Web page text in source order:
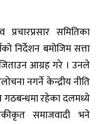
समितिका
निर्देशन बमोजिम सत्ता
आग्रह गरे । उनले
नगर्ने केन्द्रीय नीति
गठबन्धमा रहेका दलमध्ये
समाजवादी भने